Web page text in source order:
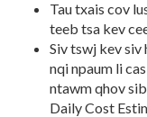
Tau txais cov
teeb tsa kev
Siv tswj kev siv
nqi npaum li
ntawm qhov
Daily Cost